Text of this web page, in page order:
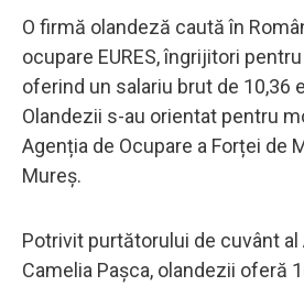
O firmă olandeză caută în
ocupare EURES, îngrijitori
oferind un salariu brut de 10,36
Olandezii s-au orientat pentru
Agenția de Ocupare a Forței de
Mureș.
Potrivit purtătorului de cuvânt al
Camelia Paşca, olandezii oferă